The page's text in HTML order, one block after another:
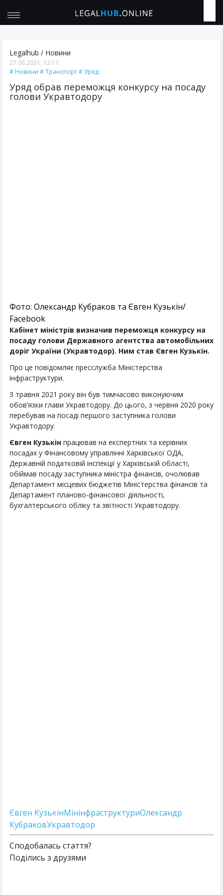
Legalhub / Новини
27.08.2021, 12:17
Новини
Транспорт Уряд
Уряд обрав переможця конкурсу на посаду
голови Укравтодору
Фото: Олександр Кубраков та Євген Кузькін/
Facebook
Кабінет міністрів визначив переможця конкурсу на
посаду голови Державного агентства автомобільних
доріг України (Укравтодор). Ним став Євген Кузькін.
Про це повідомляє пресслужба Міністерства
інфраструктури.
З травня 2021 року він був тимчасово виконуючим
обов’язки глави Укравтодору. До цього, з червня 2020 року
перебував на посаді першого заступника голови
Укравтодору.
Євген Кузькін працював на експертних та керівних
посадах у Фінансовому управлінні Харківської ОДА,
Державній податковій інспекції у Харківській області,
обіймав посаду заступника міністра фінансів, очолював
Департамент місцевих бюджетів Міністерства фінансів та
Департамент планово-фінансової діяльності,
бухгалтерського обліку та звітності Укравтодору.
Євген КузькінМінінфраструктуриОлександр
КубраковУкравтодор
Сподобалась стаття?
Поділись з друзями